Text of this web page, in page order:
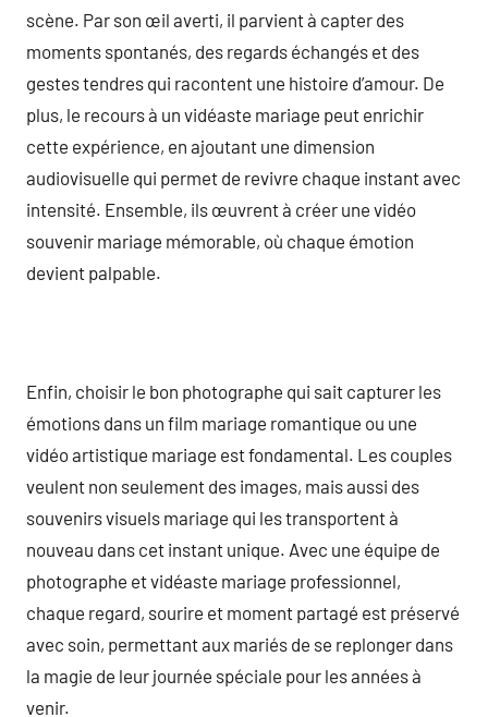
scène. Par son œil averti, il parvient à capter des
moments spontanés, des regards échangés et des
gestes tendres qui racontent une histoire d’amour. De
plus, le recours à un vidéaste mariage peut enrichir
cette expérience, en ajoutant une dimension
audiovisuelle qui permet de revivre chaque instant avec
intensité. Ensemble, ils œuvrent à créer une vidéo
souvenir mariage mémorable, où chaque émotion
devient palpable.
Enfin, choisir le bon photographe qui sait capturer les
émotions dans un film mariage romantique ou une
vidéo artistique mariage est fondamental. Les couples
veulent non seulement des images, mais aussi des
souvenirs visuels mariage qui les transportent à
nouveau dans cet instant unique. Avec une équipe de
photographe et vidéaste mariage professionnel,
chaque regard, sourire et moment partagé est préservé
avec soin, permettant aux mariés de se replonger dans
la magie de leur journée spéciale pour les années à
venir.